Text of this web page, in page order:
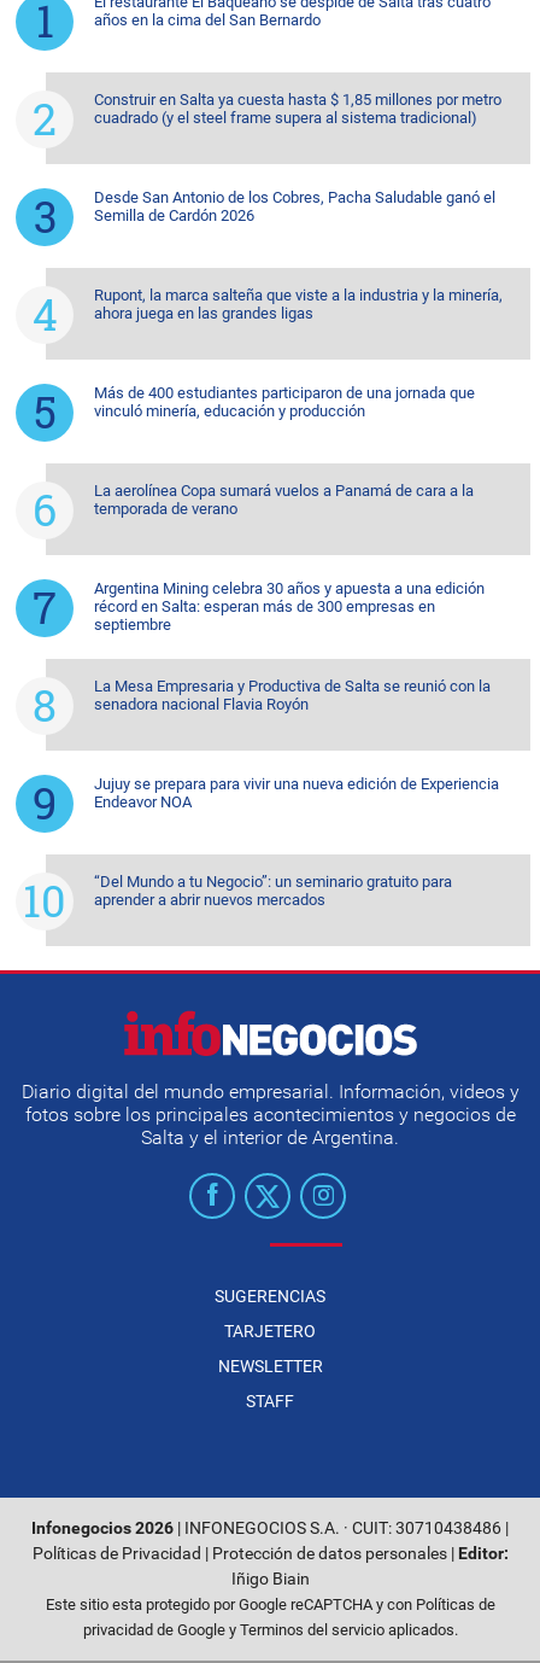
años en la cima del San Bernardo
Construir en Salta ya cuesta hasta $ 1,85 millones por metro
cuadrado (y el steel frame supera al sistema tradicional)
Desde San Antonio de los Cobres, Pacha Saludable ganó el
Semilla de Cardón 2026
Rupont, la marca salteña que viste a la industria y la minería,
ahora juega en las grandes ligas
Más de 400 estudiantes participaron de una jornada que
vinculó minería, educación y producción
La aerolínea Copa sumará vuelos a Panamá de cara a la
temporada de verano
Argentina Mining celebra 30 años y apuesta a una edición
récord en Salta: esperan más de 300 empresas en
septiembre
La Mesa Empresaria y Productiva de Salta se reunió con la
senadora nacional Flavia Royón
Jujuy se prepara para vivir una nueva edición de Experiencia
Endeavor NOA
“Del Mundo a tu Negocio”: un seminario gratuito para
aprender a abrir nuevos mercados
Diario digital del mundo empresarial. Información, videos y
fotos sobre los principales acontecimientos y negocios de
Salta y el interior de Argentina.
SUGERENCIAS
TARJETERO
NEWSLETTER
STAFF
Infonegocios 2026 | INFONEGOCIOS S.A. · CUIT: 30710438486 |
Políticas de Privacidad | Protección de datos personales| Editor:
Iñigo Biain
Este sitio esta protegido por Google reCAPTCHA y con Políticas de
privacidad de Googley Terminos del servicioaplicados.